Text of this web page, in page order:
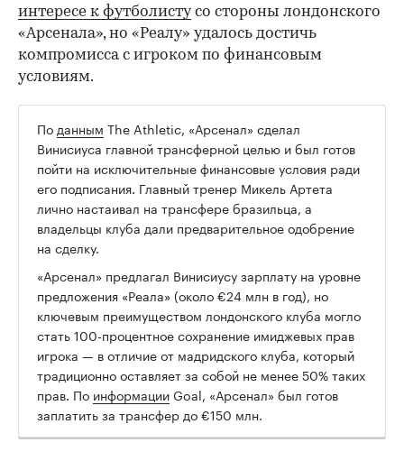
/
интересе к футболистусо стороны лондонского
«Арсенала», но «Реалу» удалось достичь
компромисса с игроком по финансовым
условиям.
По данным The Athletic, «Арсенал» сделал
Винисиуса главной трансферной целью и был готов
пойти на исключительные финансовые условия ради
его подписания. Главный тренер Микель Артета
лично настаивал на трансфере бразильца, а
владельцы клуба дали предварительное одобрение
на сделку.
«Арсенал» предлагал Винисиусу зарплату на уровне
предложения «Реала» (около €24 млн в год), но
ключевым преимуществом лондонского клуба могло
стать 100-процентное сохранение имиджевых прав
игрока — в отличие от мадридского клуба, который
традиционно оставляет за собой не менее 50% таких
прав. По информацииGoal, «Арсенал» был готов
заплатить за трансфер до €150 млн.